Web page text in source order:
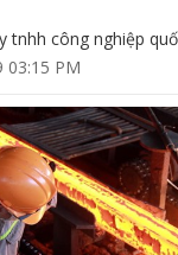
tnhh công nghiệp
03:15 PM